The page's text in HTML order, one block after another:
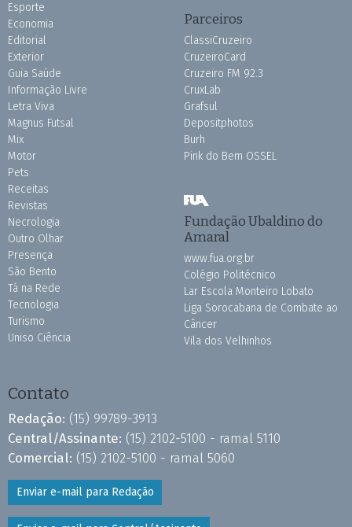
Esporte
Economia
Editorial
Exterior
Guia Saúde
Informação Livre
Letra Viva
Magnus Futsal
Mix
Motor
Pets
Receitas
Revistas
Necrologia
Outro Olhar
Presença
São Bento
Tá na Rede
Tecnologia
Turismo
Uniso Ciência
Parceiros
ClassiCruzeiro
CruzeiroCard
Cruzeiro FM 92.3
CruxLab
Grafsul
Depositphotos
Burh
Pink do Bem OSSEL
Fundação Ubaldino do
Amaral
www.fua.org.br
Colégio Politécnico
Lar Escola Monteiro Lobato
Liga Sorocabana de Combate ao
Câncer
Vila dos Velhinhos
Contato
Redação: (15) 99789-3913
Central/Assinante: (15) 2102-5100 - ramal 5110
Comercial: (15) 2102-5100 - ramal 5060
Enviar e-mail para Redação